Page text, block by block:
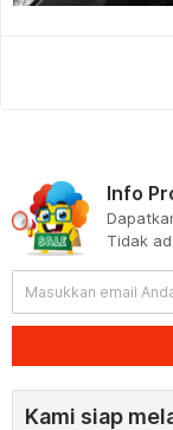
Info
Tidak
Kami siap